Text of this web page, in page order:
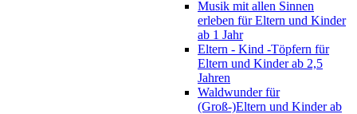
Musik mit allen Sinnen
erleben für Eltern und Kinder
ab 1 Jahr
Eltern - Kind -Töpfern für
Eltern und Kinder ab 2,5
Jahren
Waldwunder für
(Groß-)Eltern und Kinder ab